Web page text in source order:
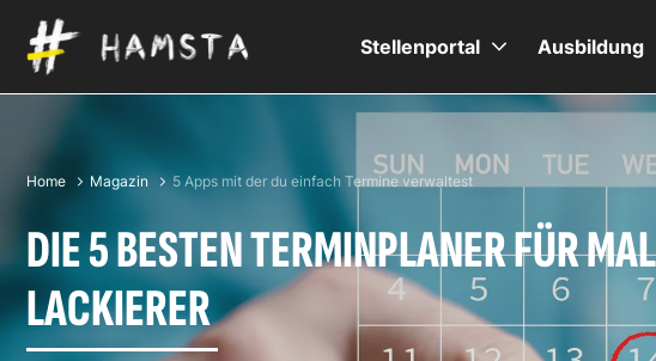
Stellenportal Ausbildung
Home Magazin 5 Apps mit der du einfach Termine verwaltest
DIE 5 BESTEN TERMINPLANER FÜR
LACKIERER